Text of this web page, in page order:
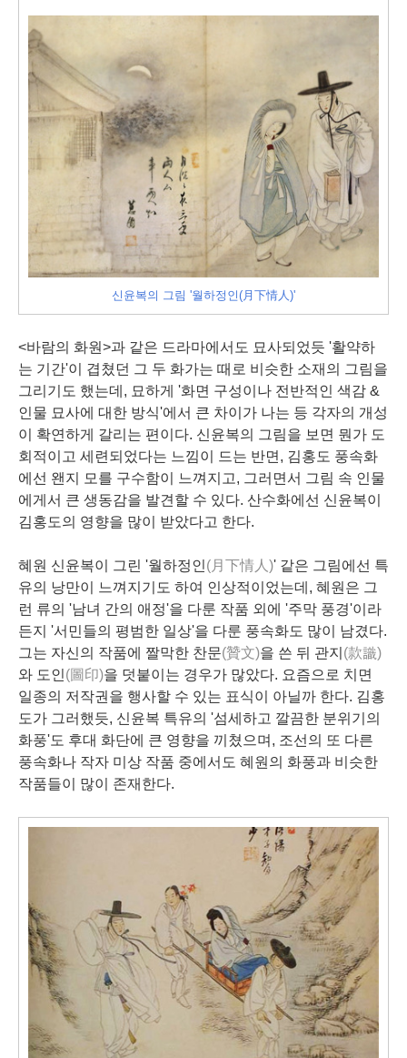
신윤복의 그림 '월하정인(月下情人)'
<바람의 화원>과 같은 드라마에서도 묘사되었듯 '활약하
는 기간'이 겹쳤던 그 두 화가는 때로 비슷한 소재의 그림을
그리기도 했는데, 묘하게 '화면 구성이나 전반적인 색감 &
인물 묘사에 대한 방식'에서 큰 차이가 나는 등 각자의 개성
이 확연하게 갈리는 편이다. 신윤복의 그림을 보면 뭔가 도
회적이고 세련되었다는 느낌이 드는 반면, 김홍도 풍속화
에선 왠지 모를 구수함이 느껴지고, 그러면서 그림 속 인물
에게서 큰 생동감을 발견할 수 있다. 산수화에선 신윤복이
김홍도의 영향을 많이 받았다고 한다.
혜원 신윤복이 그린 '월하정인(月下情人)' 같은 그림에선 특
유의 낭만이 느껴지기도 하여 인상적이었는데, 혜원은 그
런 류의 '남녀 간의 애정'을 다룬 작품 외에 '주막 풍경'이라
든지 '서민들의 평범한 일상'을 다룬 풍속화도 많이 남겼다.
그는 자신의 작품에 짤막한 찬문(贊文)을 쓴 뒤 관지 (款識)
와 도인(圖印)을 덧붙이는 경우가 많았다. 요즘으로 치면
일종의 저작권을 행사할 수 있는 표식이 아닐까 한다. 김홍
도가 그러했듯, 신윤복 특유의 '섬세하고 깔끔한 분위기의
화풍'도 후대 화단에 큰 영향을 끼쳤으며, 조선의 또 다른
풍속화나 작자 미상 작품 중에서도 혜원의 화풍과 비슷한
작품들이 많이 존재한다.